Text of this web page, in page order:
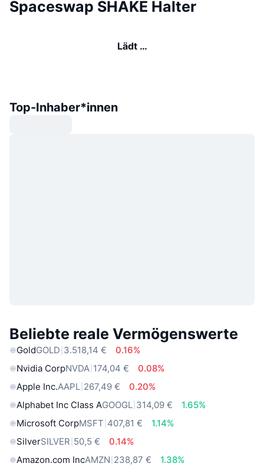
Spaceswap SHAKE Halter
Lädt …
Top-Inhaber*innen
Beliebte reale Vermögenswerte
GoldGOLD 3.518,14 €
0.16%
Nvidia CorpNVDA 174,04 €
0.08%
Apple Inc.AAPL 267,49 €
0.20%
Alphabet Inc Class AGOOGL 314,09 €
1.65%
Microsoft CorpMSFT 407,81 €
1.14%
SilverSILVER 50,5 €
0.14%
Amazon.com IncAMZN 238,87 €
1.38%